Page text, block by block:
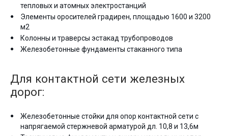
тепловых и атомных электростанций
Элементы оросителей градирен, площадью 1600 и 3200
м2
Колонны и траверсы эстакад трубопроводов
Железобетонные фундаменты стаканного типа
Для контактной сети железных
дорог:
Железобетонные стойки для опор контактной сети с
напрягаемой стержневой арматурой дл. 10,8 и 13,6м